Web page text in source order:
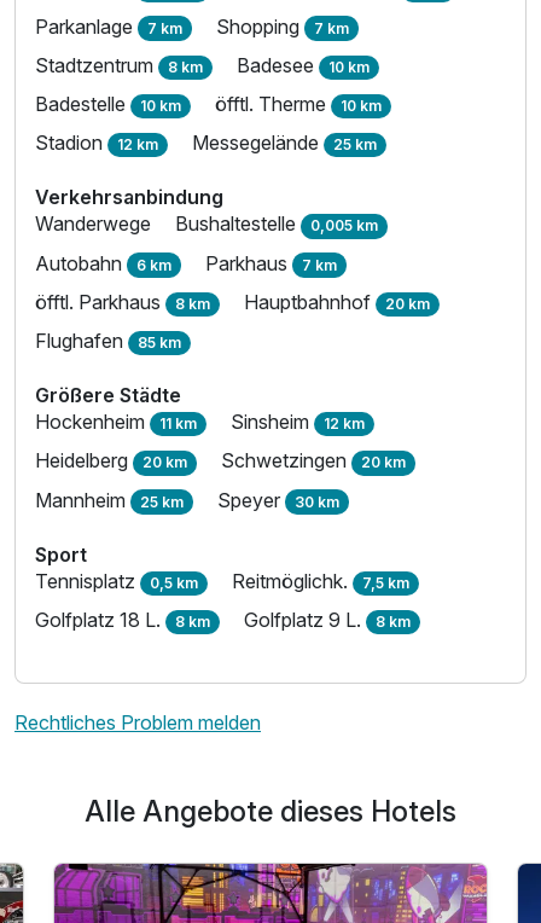
Parkanlage 7 km Shopping 7 km
Stadtzentrum 8 km Badesee 10 km
Badestelle 10 km öfftl. Therme 10 km
Stadion 12 km Messegelände 25 km
Verkehrsanbindung
Wanderwege
Bushaltestelle 0,005 km
Autobahn 6 km Parkhaus 7 km
öfftl. Parkhaus 8 km Hauptbahnhof 20 km
Flughafen 85 km
Größere Städte
Hockenheim 11 km Sinsheim 12 km
Heidelberg 20 km Schwetzingen 20 km
Mannheim 25 km Speyer 30 km
Sport
Tennisplatz 0,5 km Reitmöglichk. 7,5 km
Golfplatz 18 L. 8 km Golfplatz 9 L. 8 km
Rechtliches Problem melden
Alle Angebote dieses Hotels